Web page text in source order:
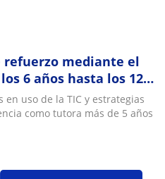
refuerzo mediante el
6 años hasta los 12
niños neurodivirg
en uso de la TIC y estrategias
como tutora más de 5 años